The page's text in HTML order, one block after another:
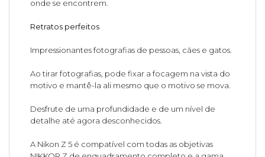
onde se encontrem.
Retratos perfeitos
Impressionantes fotografias de pessoas, cães e gatos.
Ao tirar fotografias, pode fixar a focagem na vista do
motivo e mantê-la ali mesmo que o motivo se mova.
Desfrute de uma profundidade e de um nível de
detalhe até agora desconhecidos.
A Nikon Z 5 é compatível com todas as objetivas